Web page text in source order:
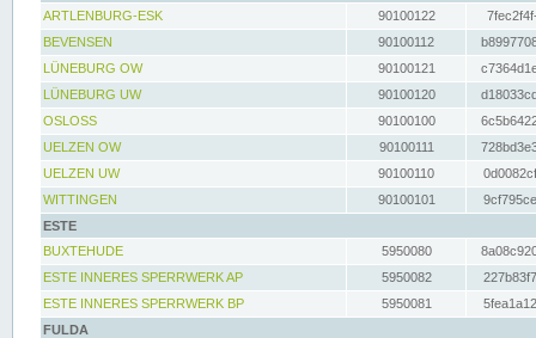
ARTLENBURG-ESK
90100122
BEVENSEN
90100112
LÜNEBURG OW
90100121
LÜNEBURG UW
90100120
OSLOSS
90100100
UELZEN OW
90100111
UELZEN UW
90100110
WITTINGEN
90100101
ESTE
BUXTEHUDE
5950080
ESTE INNERES SPERRWERK AP
5950082
ESTE INNERES SPERRWERK BP
5950081
FULDA